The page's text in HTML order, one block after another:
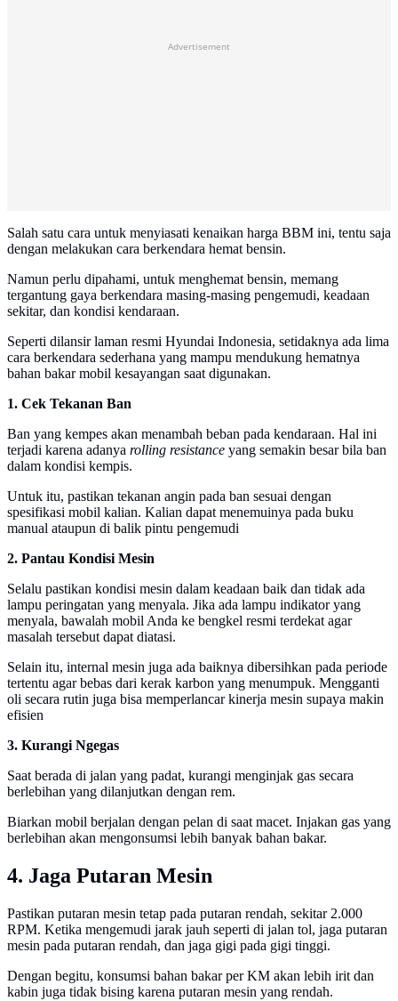
Advertisement
Salah satu cara untuk menyiasati kenaikan harga BBM ini, tentu saja
dengan melakukan cara berkendara hemat bensin.
Namun perlu dipahami, untuk menghemat bensin, memang
tergantung gaya berkendara masing-masing pengemudi, keadaan
sekitar, dan kondisi kendaraan.
Seperti dilansir laman resmi Hyundai Indonesia, setidaknya ada lima
cara berkendara sederhana yang mampu mendukung hematnya
bahan bakar mobil kesayangan saat digunakan.
1. Cek Tekanan Ban
Ban yang kempes akan menambah beban pada kendaraan. Hal ini
terjadi karena adanya rolling resistance yang semakin besar bila ban
dalam kondisi kempis.
Untuk itu, pastikan tekanan angin pada ban sesuai dengan
spesifikasi mobil kalian. Kalian dapat menemuinya pada buku
manual ataupun di balik pintu pengemudi
2. Pantau Kondisi Mesin
Selalu pastikan kondisi mesin dalam keadaan baik dan tidak ada
lampu peringatan yang menyala. Jika ada lampu indikator yang
menyala, bawalah mobil Anda ke bengkel resmi terdekat agar
masalah tersebut dapat diatasi.
Selain itu, internal mesin juga ada baiknya dibersihkan pada periode
tertentu agar bebas dari kerak karbon yang menumpuk. Mengganti
oli secara rutin juga bisa memperlancar kinerja mesin supaya makin
efisien
3. Kurangi Ngegas
Saat berada di jalan yang padat, kurangi menginjak gas secara
berlebihan yang dilanjutkan dengan rem.
Biarkan mobil berjalan dengan pelan di saat macet. Injakan gas yang
berlebihan akan mengonsumsi lebih banyak bahan bakar.
4. Jaga Putaran Mesin
Pastikan putaran mesin tetap pada putaran rendah, sekitar 2.000
RPM. Ketika mengemudi jarak jauh seperti di jalan tol, jaga putaran
mesin pada putaran rendah, dan jaga gigi pada gigi tinggi.
Dengan begitu, konsumsi bahan bakar per KM akan lebih irit dan
kabin juga tidak bising karena putaran mesin yang rendah.